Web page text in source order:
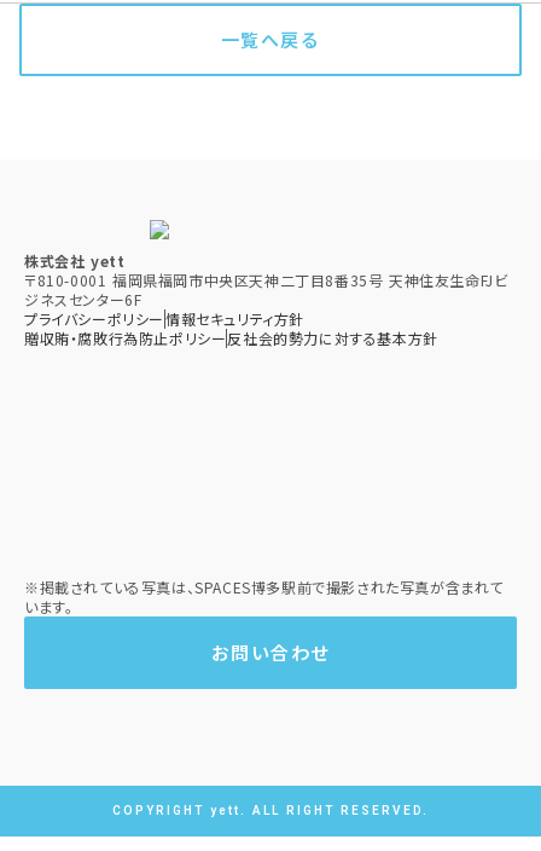
一覧へ戻る
株式会社 yett
〒810-0001 福岡県福岡市中央区天神二丁目8番35号 天神住友生命FJビ
ジネスセンター6F
プライバシーポリシー情報セキュリティ方針
贈収賄・腐敗行為防止ポリシー​反社会的勢力に対する基本方針​
※掲載されている写真は、SPACES博多駅前で撮影された写真が含まれて
います。
お問い合わせ
COPYRIGHT yett. ALL RIGHT RESERVED.